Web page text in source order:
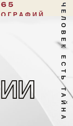
ЧЕЛОВЕК ЕСТЬ ТАЙНА